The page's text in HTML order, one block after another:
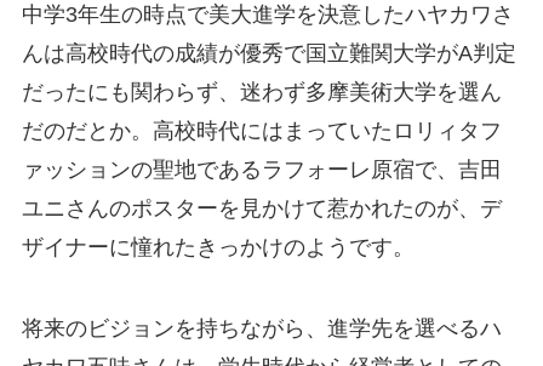
中学3年生の時点で美大進学を決意したハヤカワさ
んは高校時代の成績が優秀で国立難関大学がA判定
だったにも関わらず、迷わず多摩美術大学を選ん
だのだとか。高校時代にはまっていたロリィタフ
ァッションの聖地であるラフォーレ原宿で、吉田
ユニさんのポスターを見かけて惹かれたのが、デ
ザイナーに憧れたきっかけのようです。
将来のビジョンを持ちながら、進学先を選べるハ